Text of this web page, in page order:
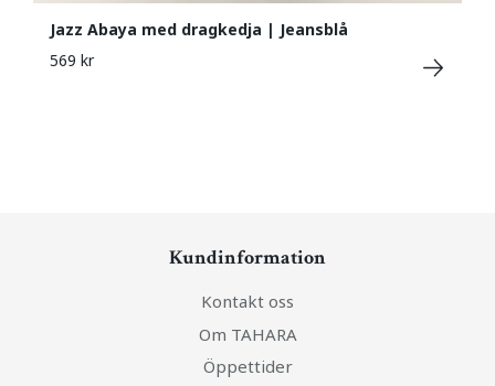
Jazz Abaya med dragkedja | Jeansblå
569 kr
Kundinformation
Kontakt oss
Om TAHARA
Öppettider